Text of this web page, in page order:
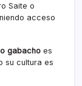
Saite o
acceso
gabacho es
su cultura es